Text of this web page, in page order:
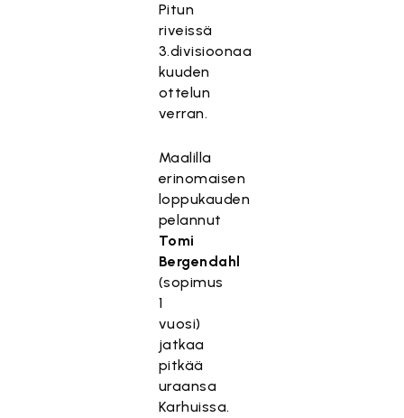
Pitun
riveissä
3.divisioonaa
kuuden
ottelun
verran.
Maalilla
erinomaisen
loppukauden
pelannut
Tomi
Bergendahl
(sopimus
1
vuosi)
jatkaa
pitkää
uraansa
Karhuissa.